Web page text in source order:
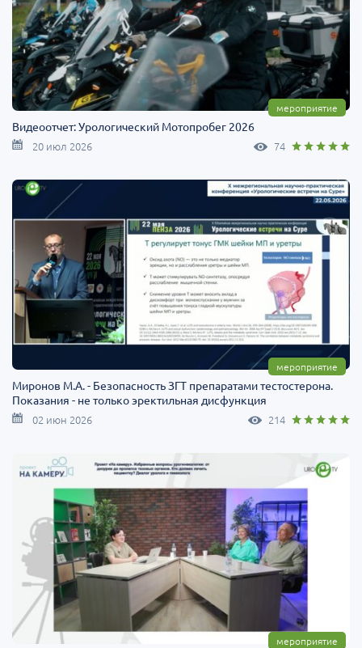
мероприятие
Видеоотчет: Урологический Мотопробег 2026
20 июл 2026 74
мероприятие
Миронов М.А. - Безопасность ЗГТ препаратами тестостерона.
Показания - не только эректильная дисфункция
02 июн 2026 214
мероприятие